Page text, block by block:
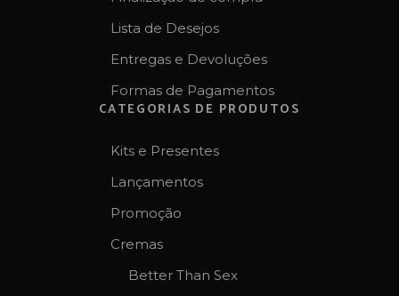
Lista de Desejos
Entregas e Devoluções
Formas de Pagamentos
CATEGORIAS DE PRODUTOS
Kits e Presentes
Lançamentos
Promoção
Cremas
Better Than Sex